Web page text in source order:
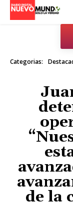
Categorias:
de la